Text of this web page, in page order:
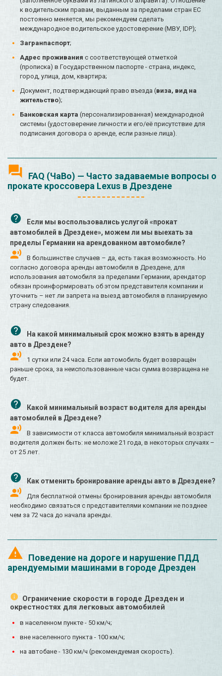
к водительским правам, выданным за пределами стран ЕС
постоянно меняется, мы рекомендуем сделать
международное водительское удостоверение (МВУ, IDP);
Загранпаспорт;
Адрес проживания с соответствующей отметкой
(прописка) в Государственном паспорте - страна, индекс,
город, улица, дом, квартира;
Документ, подтверждающий право въезда (виза, вид на
жительство);
Банковская карта (персонализированная) международной
системы (удостоверение личности и его/её присутствие для
подписания договора о аренде, если разные лица).
FAQ (ЧаВо) — Часто задаваемые вопросы о
прокате кроссовера Lexus в Дрездене
Если мы воспользовались услугой «прокат
автомобилей в Дрездене», можем ли мы выехать за
пределы Германии на арендованном автомобиле?
В большинстве случаев – да, есть такая возможность. Но
согласно договора аренды автомобиля в Дрездене, для
использования автомобиля за пределами Германии, арендатор
обязан проинформировать об этом представителя компании и
уточнить – нет ли запрета на выезд автомобиля в планируемую
страну следования.
На какой минимальный срок можно взять в аренду
авто в Дрездене?
1 сутки или 24 часа. Если автомобиль будет возвращён
раньше срока, за неиспользованные часы сумма возвращена не
будет.
Какой минимальный возраст водителя для аренды
автомобилей в Дрездене?
В зависимости от класса автомобиля минимальный возраст
водителя должен быть: не моложе 21 года, в некоторых случаях –
от 25 лет.
Как отменить бронирование аренды авто в Дрездене?
Для бесплатной отмены бронирования аренды автомобиля
необходимо связаться с представителями компании не позднее
чем за 72 часа до начала аренды.
Поведение на дороге и нарушение ПДД
арендуемыми машинами в городе Дрезден
Ограничение скорости в городе Дрезден и
окрестностях для легковых автомобилей
в населенном пункте - 50 км/ч;
вне населенного пункта - 100 км/ч;
на автобане - 130 км/ч (рекомендуемая скорость).